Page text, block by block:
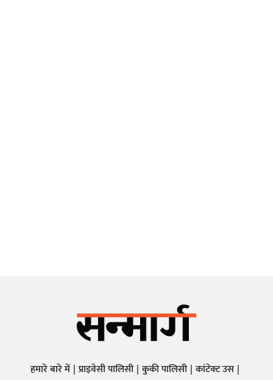
हमारे बारे में प्राइवेसी पालिसी कुकी पालिसी कांटेक्ट उस